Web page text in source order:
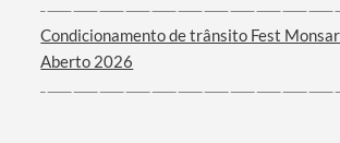
Condicionamento de trânsito Fest
Aberto 2026